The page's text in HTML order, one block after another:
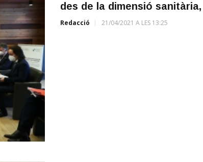
des de la dimensió
Redacció 21/04/2021 A LES 13:25